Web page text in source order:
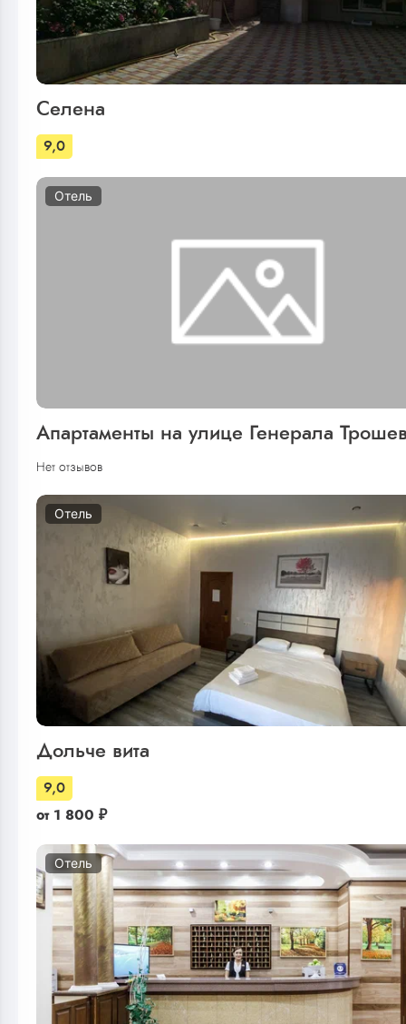
Селена
9,0
Отель
Апартаменты на улице Генерала
Нет отзывов
Отель
Дольче вита
9,0
от 1 800 ₽
Отель